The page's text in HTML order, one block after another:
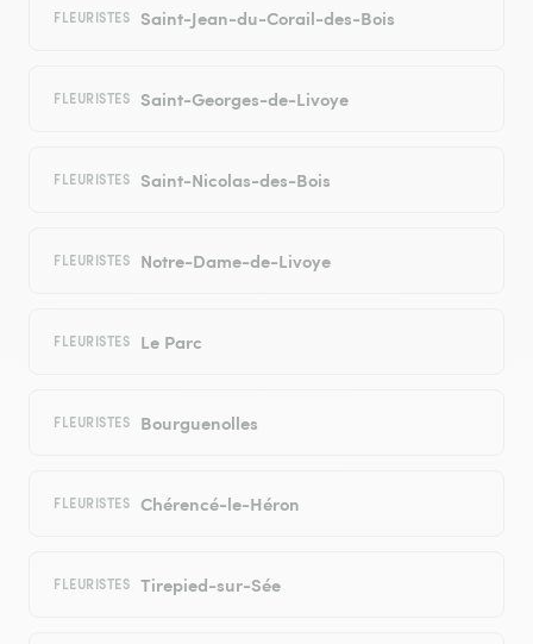
FLEURISTES Saint-Jean-du-Corail-des-Bois
FLEURISTES Saint-Georges-de-Livoye
FLEURISTES Saint-Nicolas-des-Bois
FLEURISTES Notre-Dame-de-Livoye
FLEURISTES Le Parc
FLEURISTES Bourguenolles
FLEURISTES Chérencé-le-Héron
FLEURISTES Tirepied-sur-Sée